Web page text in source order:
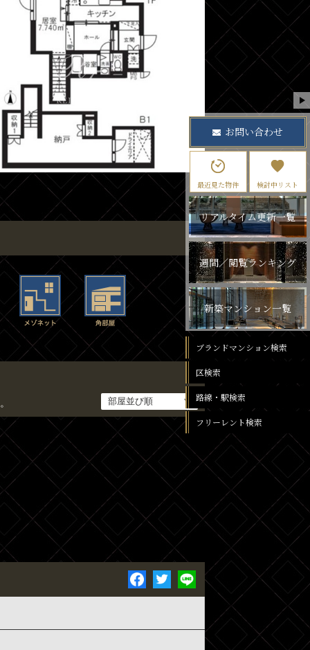
お問い合わせ
最近見た物件 検討中リスト
リアルタイム更新一覧
週間／閲覧ランキング
新築マンション一覧
ブランドマンション検索
区検索
路線・駅検索
フリーレント検索